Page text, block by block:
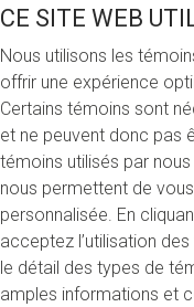
Boursier,
tenaient à vous
CE SITE WEB
Nous utilisons les
offrir une expérience
Certains témoins sont
et ne peuvent donc pas
témoins utilisés par
nous permettent de
personnalisée. En
acceptez l’utilisation
le détail des types de
amples informations et